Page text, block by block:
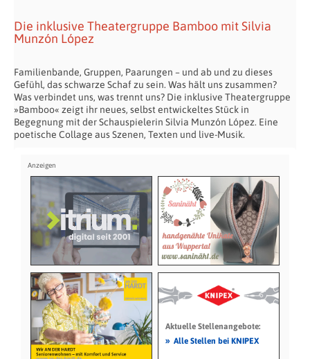
Die inklusive Theatergruppe Bamboo mit Silvia
Munzón López
Familienbande, Gruppen, Paarungen – und ab und zu dieses
Gefühl, das schwarze Schaf zu sein. Was hält uns zusammen?
Was verbindet uns, was trennt uns? Die inklusive Theatergruppe
»Bamboo« zeigt ihr neues, selbst entwickeltes Stück in
Begegnung mit der Schauspielerin Silvia Munzón López. Eine
poetische Collage aus Szenen, Texten und live-Musik.
Aktuelle Stellenangebote:
» Alle Stellen bei KNIPEX